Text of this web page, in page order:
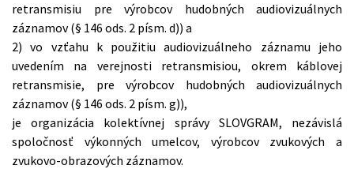
retransmisiu pre výrobcov hudobných audiovizuálnych
záznamov (§ 146 ods. 2 písm. d)) a
2) vo vzťahu k použitiu audiovizuálneho záznamu jeho
uvedením na verejnosti retransmisiou, okrem káblovej
retransmisie, pre výrobcov hudobných audiovizuálnych
záznamov (§ 146 ods. 2 písm. g)),
je organizácia kolektívnej správy SLOVGRAM, nezávislá
spoločnosť výkonných umelcov, výrobcov zvukových a
zvukovo-obrazových záznamov.